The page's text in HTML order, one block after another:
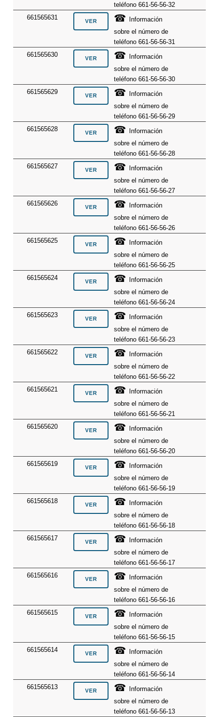
teléfono 661-56-56-32
661565631
☎
Información
sobre el número de
teléfono 661-56-56-31
661565630
☎
Información
sobre el número de
teléfono 661-56-56-30
661565629
☎
Información
sobre el número de
teléfono 661-56-56-29
661565628
☎
Información
sobre el número de
teléfono 661-56-56-28
661565627
☎
Información
sobre el número de
teléfono 661-56-56-27
661565626
☎
Información
sobre el número de
teléfono 661-56-56-26
661565625
☎
Información
sobre el número de
teléfono 661-56-56-25
661565624
☎
Información
sobre el número de
teléfono 661-56-56-24
661565623
☎
Información
sobre el número de
teléfono 661-56-56-23
661565622
☎
Información
sobre el número de
teléfono 661-56-56-22
661565621
☎
Información
sobre el número de
teléfono 661-56-56-21
661565620
☎
Información
sobre el número de
teléfono 661-56-56-20
661565619
☎
Información
sobre el número de
teléfono 661-56-56-19
661565618
☎
Información
sobre el número de
teléfono 661-56-56-18
661565617
☎
Información
sobre el número de
teléfono 661-56-56-17
661565616
☎
Información
sobre el número de
teléfono 661-56-56-16
661565615
☎
Información
sobre el número de
teléfono 661-56-56-15
661565614
☎
Información
sobre el número de
teléfono 661-56-56-14
661565613
☎
Información
sobre el número de
teléfono 661-56-56-13